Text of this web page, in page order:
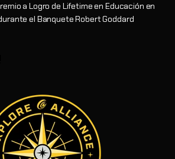
a Logro de Lifetime en Educación en
el Banquete Robert Goddard